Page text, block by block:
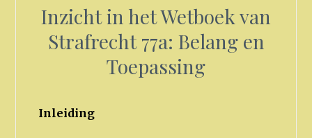
Inzicht in het Wetboek van
Strafrecht 77a: Belang en
Toepassing
Inleiding